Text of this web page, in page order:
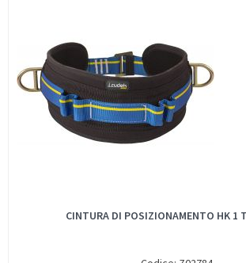
CINTURA DI POSIZIONAMENTO HK 1